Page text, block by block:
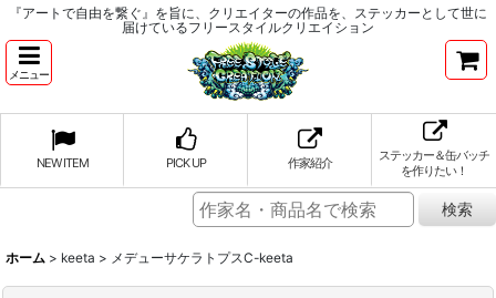
『アートで自由を繋ぐ』を旨に、クリエイターの作品を、ステッカーとして世に
届けているフリースタイルクリエイション
メニュー
NEW ITEM PICK UP 作家紹介
ステッカー＆缶バッチ
を作りたい！
ホーム > keeta > メデューサケラトプスC-keeta